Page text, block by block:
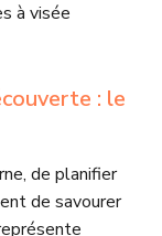
à visée
: le
de planifier
de savourer